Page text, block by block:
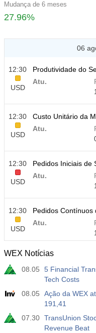
Mudança de 6 meses
27.96%
06
12:30
USD
Produtividade do
Atu.
12:30
USD
Custo Unitário da
Atu.
12:30
USD
Pedidos Iniciais de
Atu.
12:30
USD
Pedidos
Atu.
WEX Notícias
08.05
5 Financial
Tech Costs
08.05
Ação da WEX
191,41
07.30 TransUnion
Revenue Beat